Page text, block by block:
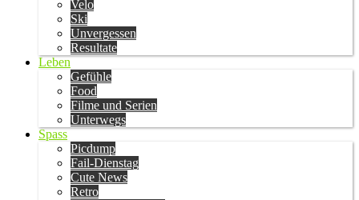
Velo
Ski
Unvergessen
Resultate
Leben
Gefühle
Food
Filme und Serien
Unterwegs
Spass
Picdump
Fail-Dienstag
Cute News
Retro